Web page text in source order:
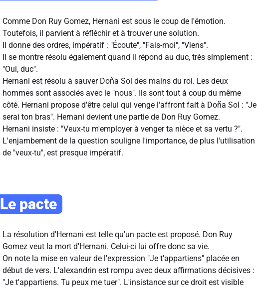
Comme Don Ruy Gomez, Hernani est sous le coup de l'émotion.
Toutefois, il parvient à réfléchir et à trouver une solution.
Il donne des ordres, impératif : "Écoute", "Fais-moi", "Viens".
Il se montre résolu également quand il répond au duc, très simplement :
"Oui, duc".
Hernani est résolu à sauver Doña Sol des mains du roi. Les deux
hommes sont associés avec le "nous". Ils sont tout à coup du même
côté. Hernani propose d'être celui qui venge l'affront fait à Doña Sol : "Je
serai ton bras". Hernani devient une partie de Don Ruy Gomez.
Hernani insiste : "Veux-tu m'employer à venger ta nièce et sa vertu ?".
L'enjambement de la question souligne l'importance, de plus l'utilisation
de "veux-tu", est presque impératif.
Le pacte
La résolution d'Hernani est telle qu'un pacte est proposé. Don Ruy
Gomez veut la mort d'Hernani. Celui-ci lui offre donc sa vie.
On note la mise en valeur de l'expression "Je t'appartiens" placée en
début de vers. L'alexandrin est rompu avec deux affirmations décisives :
"Je t'appartiens. Tu peux me tuer". L'insistance sur ce droit est visible